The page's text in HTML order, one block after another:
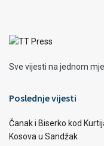
Sve vijesti na jednom
Poslednje vijesti
Čanak i Biserko kod
Kosova u Sandžak